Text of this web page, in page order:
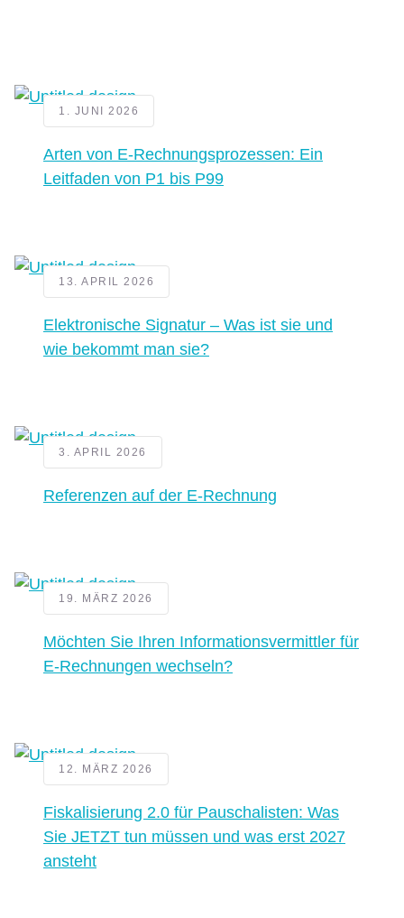
1. JUNI 2026
Arten von E-Rechnungsprozessen: Ein
Leitfaden von P1 bis P99
13. APRIL 2026
Elektronische Signatur – Was ist sie und
wie bekommt man sie?
3. APRIL 2026
Referenzen auf der E-Rechnung
19. MÄRZ 2026
Möchten Sie Ihren Informationsvermittler für
E-Rechnungen wechseln?
12. MÄRZ 2026
Fiskalisierung 2.0 für Pauschalisten: Was
Sie JETZT tun müssen und was erst 2027
ansteht